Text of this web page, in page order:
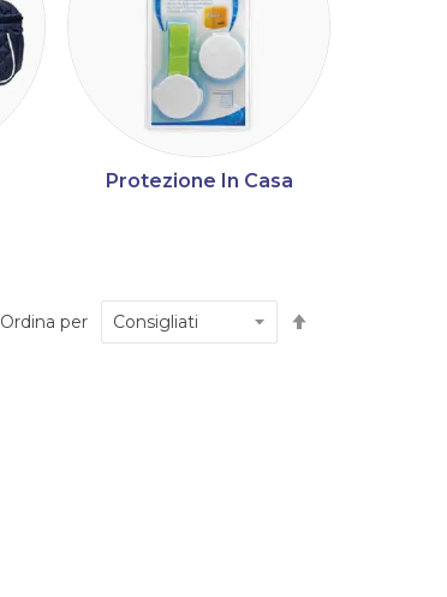
Protezione In Casa
Ordina per